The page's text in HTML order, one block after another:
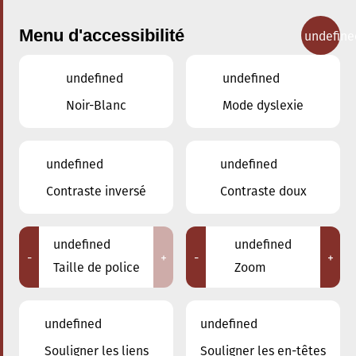
Concerts
Menu d'accessibilité
undefined
Noir-Blanc
undefined
Mode dyslexie
undefined
Contraste inversé
undefined
Contraste doux
-
undefined
Taille de police
+ -
undefined
Zoom
+
undefined
Souligner les liens
undefined
Souligner les en-têtes